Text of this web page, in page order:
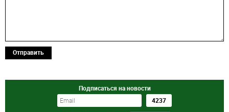
Отправить
Подписаться на новости